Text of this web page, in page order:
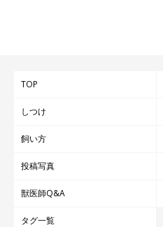
TOP
しつけ
飼い方
投稿写真
獣医師Q&A
タグ一覧